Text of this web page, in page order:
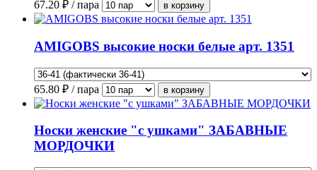
67.20 ₽ / пара
AMIGOBS высокие носки белые арт. 1351
65.80 ₽ / пара
Носки женские "с ушками" ЗАБАВНЫЕ
МОРДОЧКИ